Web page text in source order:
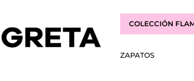
COLECCIÓN
ZAPATOS